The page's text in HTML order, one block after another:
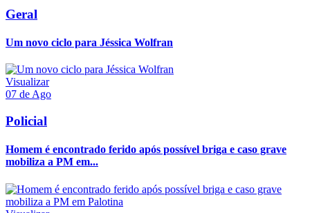
Geral
Um novo ciclo para Jéssica Wolfran
Visualizar
07 de Ago
Policial
Homem é encontrado ferido após possível briga e caso grave
mobiliza a PM em...